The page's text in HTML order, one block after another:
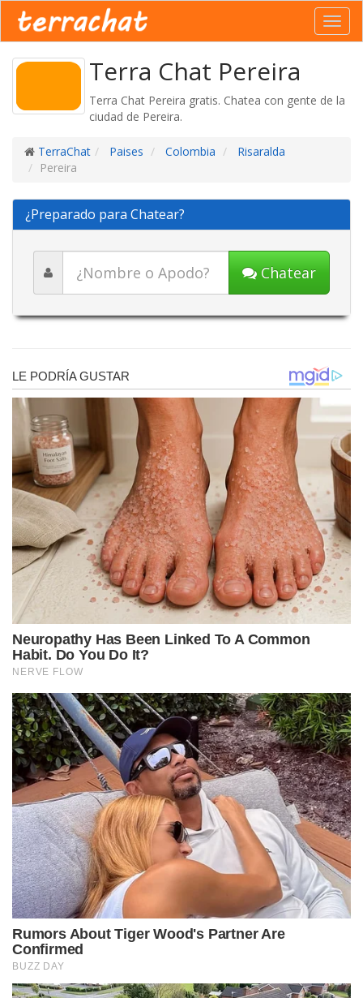
Terra Chat Pereira
Terra Chat Pereira gratis. Chatea con gente de la
ciudad de Pereira.
TerraChat Paises Colombia
Risaralda
Pereira
¿Preparado para Chatear?
Chatear